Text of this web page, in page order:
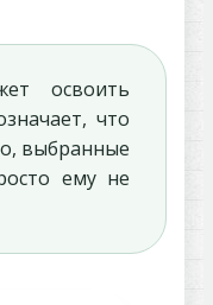
освоить
что
выбранные
ему не